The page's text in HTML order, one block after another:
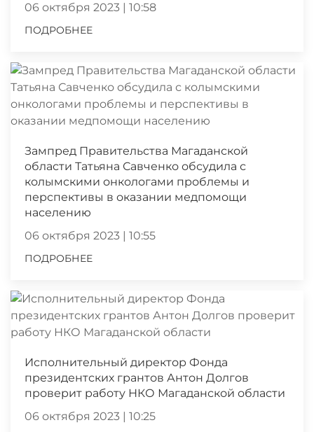
06 октября 2023 | 10:58
ПОДРОБНЕЕ
Зампред Правительства Магаданской
области Татьяна Савченко обсудила с
колымскими онкологами проблемы и
перспективы в оказании медпомощи
населению
06 октября 2023 | 10:55
ПОДРОБНЕЕ
Исполнительный директор Фонда
президентских грантов Антон Долгов
проверит работу НКО Магаданской области
06 октября 2023 | 10:25